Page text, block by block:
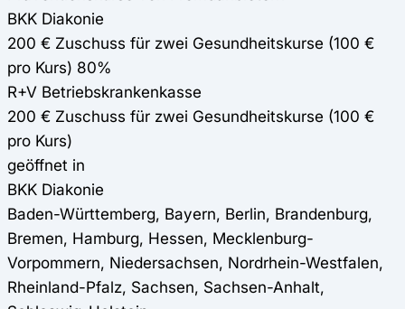
BKK Diakonie
200 € Zuschuss für zwei Gesundheitskurse (100 €
pro Kurs) 80%
R+V Betriebskrankenkasse
200 € Zuschuss für zwei Gesundheitskurse (100 €
pro Kurs)
geöffnet in
BKK Diakonie
Baden-Württemberg, Bayern, Berlin, Brandenburg,
Bremen, Hamburg, Hessen, Mecklenburg-
Vorpommern, Niedersachsen, Nordrhein-Westfalen,
Rheinland-Pfalz, Sachsen, Sachsen-Anhalt,